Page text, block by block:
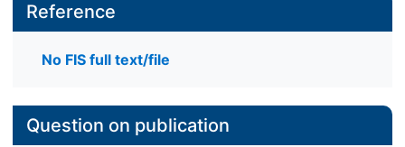
Reference
No FIS full text/file
Question on publication